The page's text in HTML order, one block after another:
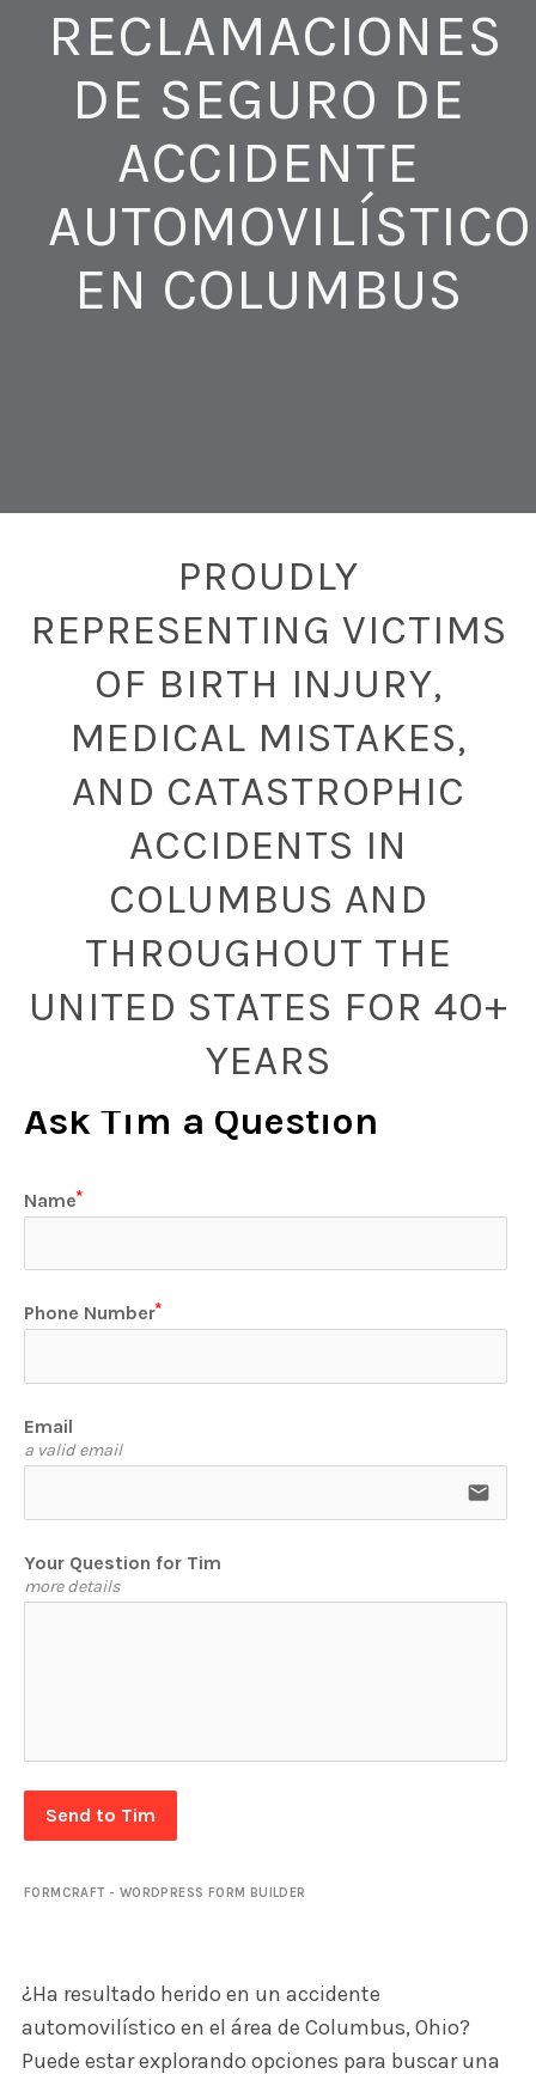
RECLAMACIONES
DE SEGURO DE
ACCIDENTE
AUTOMOVILÍSTICO
EN COLUMBUS
PROUDLY
REPRESENTING VICTIMS
OF BIRTH INJURY,
MEDICAL MISTAKES,
AND CATASTROPHIC
ACCIDENTS IN
COLUMBUS AND
THROUGHOUT THE
UNITED STATES FOR 40+
YEARS
Ask Tim a Question
Name
Phone Number
Email
a valid email
email
Your Question for Tim
more details
Send to Tim
FORMCRAFT - WORDPRESS FORM BUILDER
¿Ha resultado herido en un accidente
automovilístico en el área de Columbus, Ohio?
Puede estar explorando opciones para buscar una